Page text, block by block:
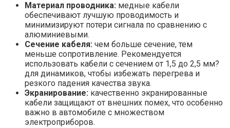
Материал проводника: медные кабели
обеспечивают лучшую проводимость и
минимизируют потери сигнала по сравнению с
алюминиевыми.
Сечение кабеля: чем больше сечение, тем
меньше сопротивление. Рекомендуется
использовать кабели с сечением от 1,5 до 2,5 мм?
для динамиков, чтобы избежать перегрева и
резкого падения качества звука.
Экранирование: качественно экранированные
кабели защищают от внешних помех, что особенно
важно в автомобиле с множеством
электроприборов.